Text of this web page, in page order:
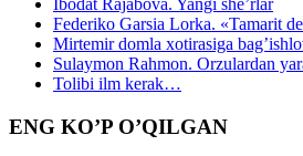
Ibodat Rajabova. Yangi she’rlar
Federiko Garsia Lorka. «Tamarit
Mirtemir domla xotirasiga
Sulaymon Rahmon. Orzulardan
Tolibi ilm kerak…
ENG KO’P O’QILGAN